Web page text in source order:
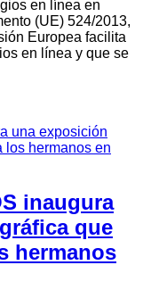
en línea en
(UE) 524/2013,
Europea facilita
en línea y que se
inaugura
que
hermanos